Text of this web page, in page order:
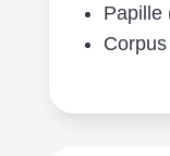
Papille